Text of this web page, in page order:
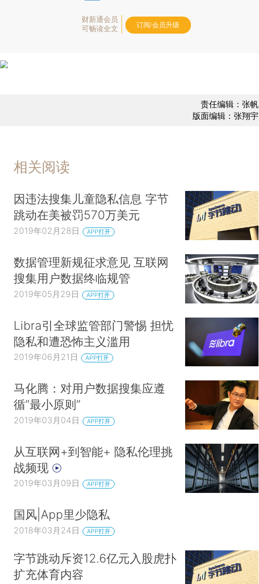
财新通会员
可畅读全文
订阅/会员升级
责任编辑：张帆
版面编辑：张翔宇
相关阅读
因违法搜集儿童隐私信息 字节
跳动在美被罚570万美元
2019年02月28日 APP打开
数据管理新规征求意见 互联网
搜集用户数据终临规管
2019年05月29日 APP打开
Libra引全球监管部门警惕 担忧
隐私和遭恐怖主义滥用
2019年06月21日 APP打开
马化腾：对用户数据搜集应遵
循“最小原则”
2019年03月04日 APP打开
从互联网+到智能+ 隐私伦理挑
战频现
2019年03月09日 APP打开
国风|App里少隐私
2018年03月24日 APP打开
字节跳动斥资12.6亿元入股虎扑
扩充体育内容